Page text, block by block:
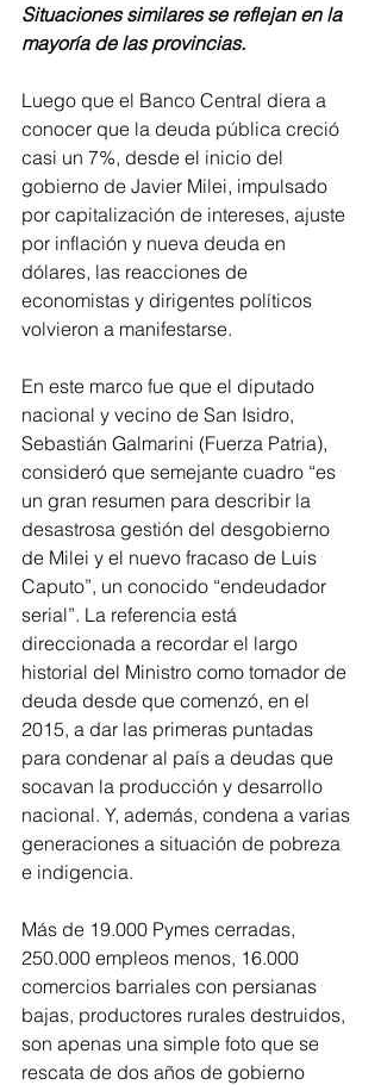
Situaciones similares se reflejan en la
mayoría de las provincias.
Luego que el Banco Central diera a
conocer que la deuda pública creció
casi un 7%, desde el inicio del
gobierno de Javier Milei, impulsado
por capitalización de intereses, ajuste
por inflación y nueva deuda en
dólares, las reacciones de
economistas y dirigentes políticos
volvieron a manifestarse.
En este marco fue que el diputado
nacional y vecino de San Isidro,
Sebastián Galmarini (Fuerza Patria),
consideró que semejante cuadro “es
un gran resumen para describir la
desastrosa gestión del desgobierno
de Milei y el nuevo fracaso de Luis
Caputo”, un conocido “endeudador
serial”. La referencia está
direccionada a recordar el largo
historial del Ministro como tomador de
deuda desde que comenzó, en el
2015, a dar las primeras puntadas
para condenar al país a deudas que
socavan la producción y desarrollo
nacional. Y, además, condena a varias
generaciones a situación de pobreza
e indigencia.
Más de 19.000 Pymes cerradas,
250.000 empleos menos, 16.000
comercios barriales con persianas
bajas, productores rurales destruidos,
son apenas una simple foto que se
rescata de dos años de gobierno